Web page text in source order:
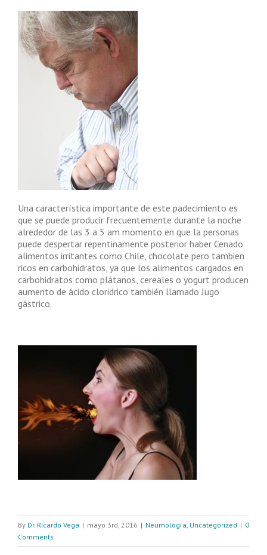
Una característica importante de este padecimiento es
que se puede producir frecuentemente durante la noche
alrededor de las 3 a 5 am momento en que la personas
puede despertar repentinamente posterior haber Cenado
alimentos irritantes como Chile, chocolate pero tambien
ricos en carbohidratos, ya que los alimentos cargados en
carbohidratos como plátanos, cereales o yogurt producen
aumento de ácido cloridrico también llamado Jugo
gástrico.
By Dr. Ricardo Vega | mayo 3rd, 2016 | Neumología, Uncategorized | 0
Comments